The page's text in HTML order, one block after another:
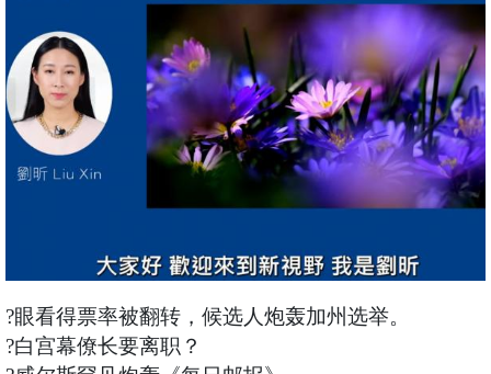
?眼看得票率被翻转，候选人炮轰加州选举。
?白宫幕僚长要离职？